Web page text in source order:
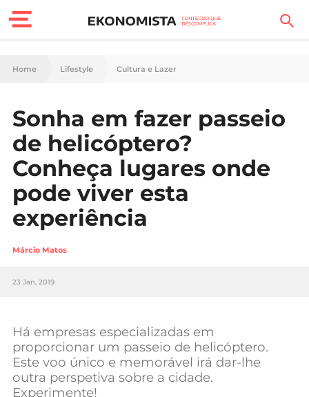
Finanças Pessoais
Carreira
Casa
Lifestyle
Sociedade
Mundial 2026
Home Lifestyle Cultura e Lazer
Sonha em fazer passeio
de helicóptero?
Conheça lugares onde
pode viver esta
experiência
Márcio Matos
23 Jan, 2019
Há empresas especializadas em
proporcionar um passeio de helicóptero.
Este voo único e memorável irá dar-lhe
outra perspetiva sobre a cidade.
Experimente!